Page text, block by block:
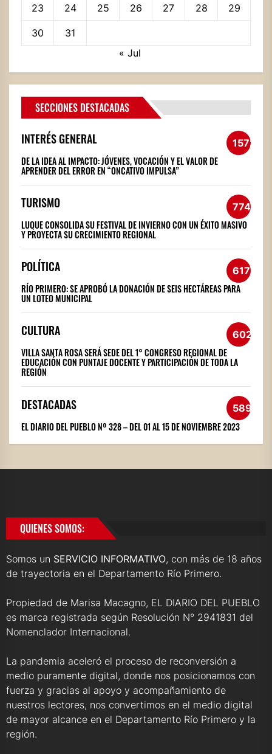
23 24 25 26 27 28 29
30
31
« Jul
SECCIONES DESTACADAS
INTERÉS GENERAL 1572
DE LA IDEA AL IMPACTO: JÓVENES, VOCACIÓN Y EL VALOR DE
APRENDER DEL ERROR EN “ONCATIVO IMPULSA”
TURISMO 774
LUQUE CONSOLIDA SU FESTIVAL DE INVIERNO CON UN ÉXITO MASIVO
Y PROYECTA SU CRECIMIENTO REGIONAL
POLÍTICA 617
RÍO PRIMERO: SE APROBÓ LA DONACIÓN DE SEIS HECTÁREAS PARA
UN LOTEO MUNICIPAL
CULTURA 602
VILLA SANTA ROSA SERÁ SEDE DEL 1° CONGRESO REGIONAL DE
EDUCACIÓN CON PUNTAJE DOCENTE Y PARTICIPACIÓN DE TODA LA
REGIÓN
DESTACADAS 589
EL DIARIO DEL PUEBLO Nº 328 – DEL 01 AL 15 DE NOVIEMBRE 2023
QUIENES SOMOS:
Somos un SERVICIO INFORMATIVO, con más de 18 años
de trayectoria en el Departamento Río Primero.
Propiedad de Marisa Macagno, EL DIARIO DEL PUEBLO
es marca registrada según Resolución N° 2941831 del
Nomenclador Internacional.
La pandemia aceleró el proceso de reconversión a
medio puramente digital, donde nos posicionamos con
fuerza y gracias al apoyo y acompañamiento de
nuestros lectores, nos convertimos en el medio digital
de mayor alcance en el Departamento Río Primero y la
región.